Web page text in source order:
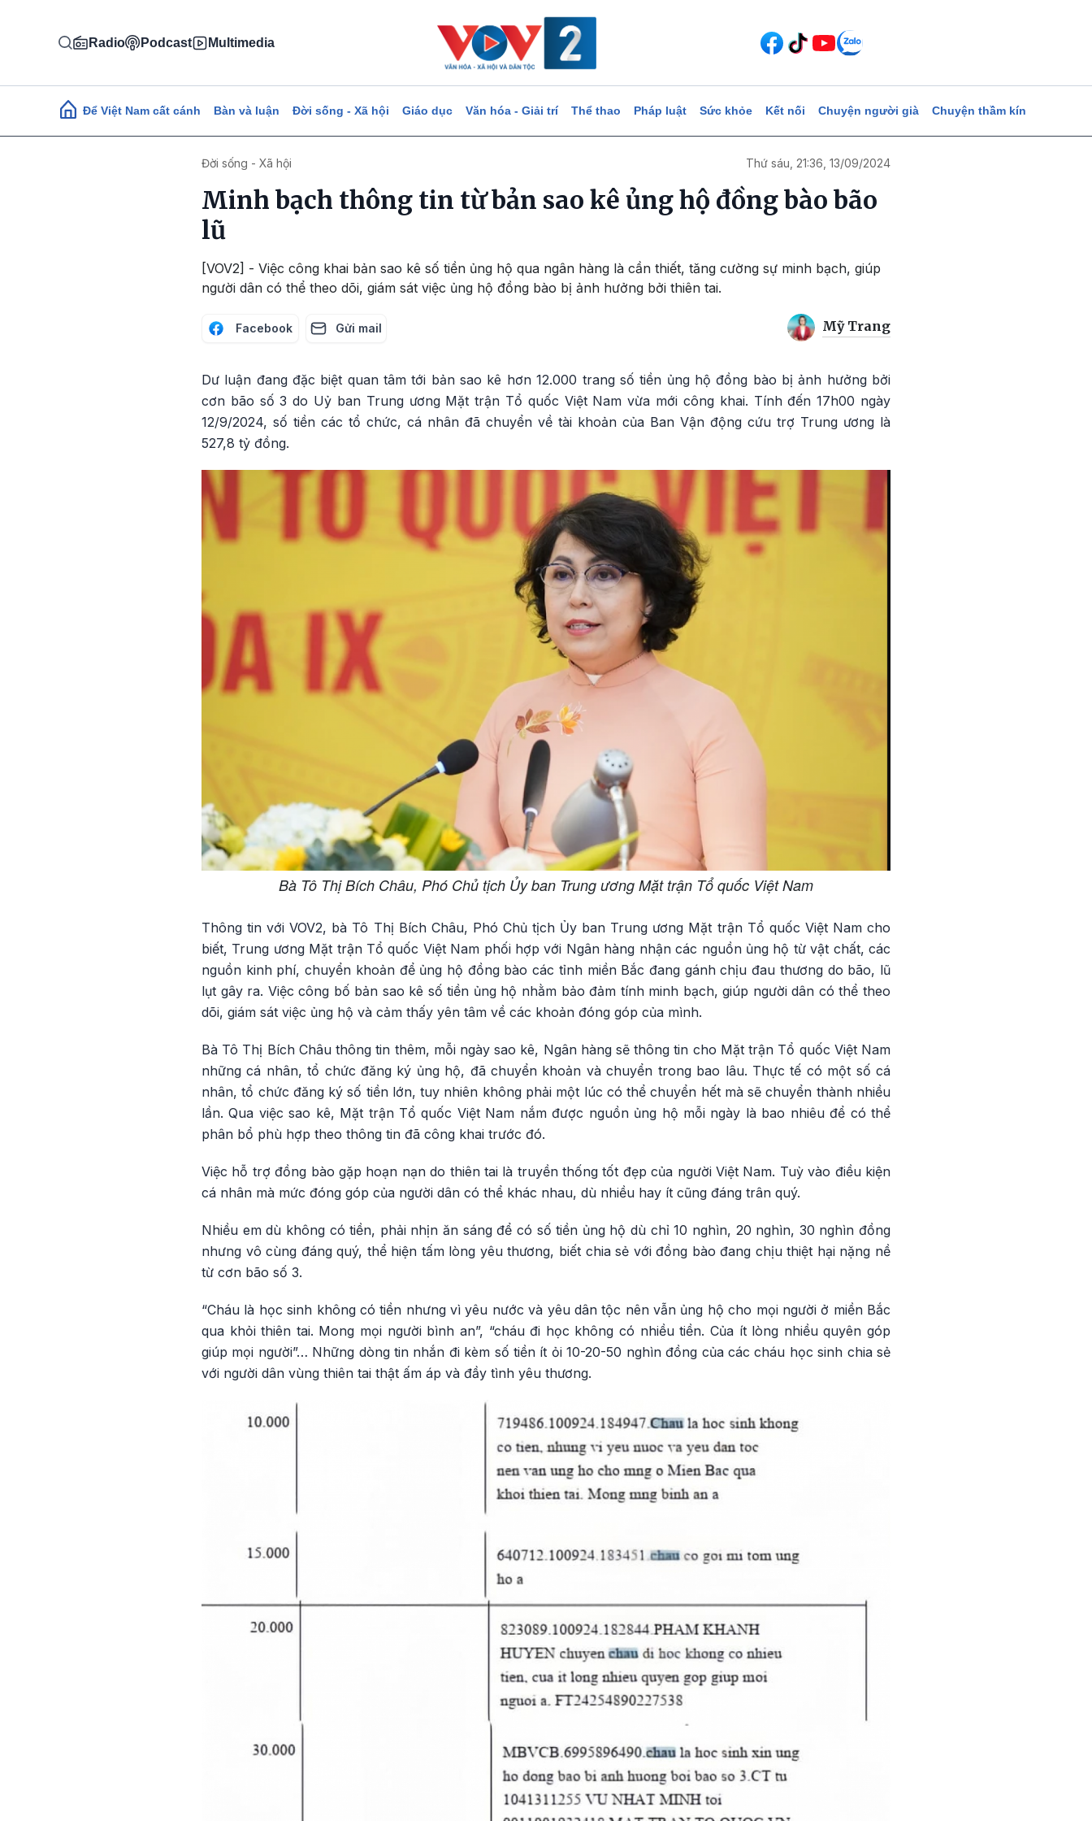
Radio Podcast Multimedia
Main navigation
Để Việt Nam cất cánh Bàn và luận Đời sống - Xã hội Giáo dục Văn hóa - Giải trí Thể thao Pháp luật Sức khỏe Kết nối Chuyện người già Chuyện thầm kín
Đời sống - Xã hội Thứ sáu, 21:36, 13/09/2024
Minh bạch thông tin từ bản sao kê ủng hộ đồng bào bão
lũ
[VOV2] - Việc công khai bản sao kê số tiền ủng hộ qua ngân hàng là cần thiết, tăng cường sự minh bạch, giúp
người dân có thể theo dõi, giám sát việc ủng hộ đồng bào bị ảnh hưởng bởi thiên tai.
Facebook Gửi mail Mỹ Trang
Dư luận đang đặc biệt quan tâm tới bản sao kê hơn 12.000 trang số tiền ủng hộ đồng bào bị ảnh hưởng bởi
cơn bão số 3 do Uỷ ban Trung ương Mặt trận Tổ quốc Việt Nam vừa mới công khai. Tính đến 17h00 ngày
12/9/2024, số tiền các tổ chức, cá nhân đã chuyển về tài khoản của Ban Vận động cứu trợ Trung ương là
527,8 tỷ đồng.
Bà Tô Thị Bích Châu, Phó Chủ tịch Ủy ban Trung ương Mặt trận Tổ quốc Việt Nam
Thông tin với VOV2, bà Tô Thị Bích Châu, Phó Chủ tịch Ủy ban Trung ương Mặt trận Tổ quốc Việt Nam cho
biết, Trung ương Mặt trận Tổ quốc Việt Nam phối hợp với Ngân hàng nhận các nguồn ủng hộ từ vật chất, các
nguồn kinh phí, chuyển khoản để ủng hộ đồng bào các tỉnh miền Bắc đang gánh chịu đau thương do bão, lũ
lụt gây ra. Việc công bố bản sao kê số tiền ủng hộ nhằm bảo đảm tính minh bạch, giúp người dân có thể theo
dõi, giám sát việc ủng hộ và cảm thấy yên tâm về các khoản đóng góp của mình.
Bà Tô Thị Bích Châu thông tin thêm, mỗi ngày sao kê, Ngân hàng sẽ thông tin cho Mặt trận Tổ quốc Việt Nam
những cá nhân, tổ chức đăng ký ủng hộ, đã chuyển khoản và chuyển trong bao lâu. Thực tế có một số cá
nhân, tổ chức đăng ký số tiền lớn, tuy nhiên không phải một lúc có thể chuyển hết mà sẽ chuyển thành nhiều
lần. Qua việc sao kê, Mặt trận Tổ quốc Việt Nam nắm được nguồn ủng hộ mỗi ngày là bao nhiêu để có thể
phân bổ phù hợp theo thông tin đã công khai trước đó.
Việc hỗ trợ đồng bào gặp hoạn nạn do thiên tai là truyền thống tốt đẹp của người Việt Nam. Tuỳ vào điều kiện
cá nhân mà mức đóng góp của người dân có thể khác nhau, dù nhiều hay ít cũng đáng trân quý.
Nhiều em dù không có tiền, phải nhịn ăn sáng để có số tiền ủng hộ dù chỉ 10 nghìn, 20 nghìn, 30 nghìn đồng
nhưng vô cùng đáng quý, thể hiện tấm lòng yêu thương, biết chia sẻ với đồng bào đang chịu thiệt hại nặng nề
từ cơn bão số 3.
“Cháu là học sinh không có tiền nhưng vì yêu nước và yêu dân tộc nên vẫn ủng hộ cho mọi người ở miền Bắc
qua khỏi thiên tai. Mong mọi người bình an”, “cháu đi học không có nhiều tiền. Của ít lòng nhiều quyên góp
giúp mọi người”… Những dòng tin nhắn đi kèm số tiền ít ỏi 10-20-50 nghìn đồng của các cháu học sinh chia sẻ
với người dân vùng thiên tai thật ấm áp và đầy tình yêu thương.